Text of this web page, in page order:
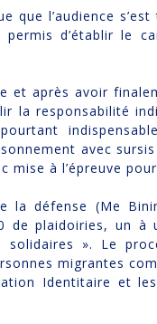
que l’audience
permis d’établir le
et après avoir
la responsabilité
avec
mise à l’épreuve
la défense (Me
de plaidoiries, un à
». Le
migrantes
Identitaire et